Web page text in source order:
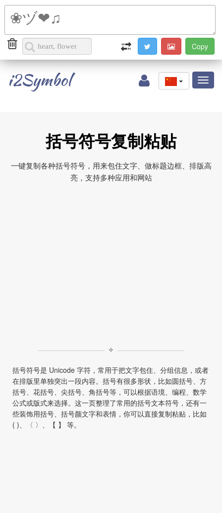
i2Symbol
括号符号复制粘贴
一键复制各种括号符号，用来包住文字、做标题边框、排版高
亮，支持多种应用和网站
✧
括号符号是 Unicode 字符，常用于把文字包住、分组信息，或者
在排版里单独突出一段内容。括号有很多形状，比如圆括号、方
括号、花括号、尖括号、角括号等，可以根据语境、编程、数学
公式或版式来选择。这一页整理了常用的括号文本符号，还有一
些装饰用括号、括号颜文字和表情，你可以直接复制粘贴，比如
( )、〈 〉、【 】 等。